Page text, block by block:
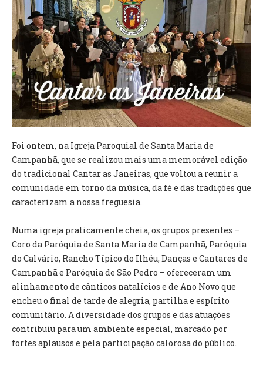
IMPRENSA
BRASÃO
FOTOS
VÍDEOS
AUTARQUIA
CONSTITUIÇÃO
PRESIDENTE
EXECUTIVO E PELOUROS
ASSEMBLEIA DE FREGUESIA
GRAVAÇÕES DAS REUNIÕES PÚBLICAS DO EXECUTIVO
DOCUMENTOS
ATAS E DOCUMENTOS DA ASSEMBLEIA
EDITAIS
REGULAMENTOS E TAXAS
PLANO E ORÇAMENTO
RELATÓRIO E CONTAS
INVENTÁRIO
RECRUTAMENTO PESSOAL
Foi ontem, na Igreja Paroquial de Santa Maria de
Campanhã, que se realizou mais uma memorável edição
do tradicional Cantar as Janeiras, que voltou a reunir a
comunidade em torno da música, da fé e das tradições que
caracterizam a nossa freguesia.
Numa igreja praticamente cheia, os grupos presentes –
Coro da Paróquia de Santa Maria de Campanhã, Paróquia
do Calvário, Rancho Típico do Ilhéu, Danças e Cantares de
Campanhã e Paróquia de São Pedro – ofereceram um
alinhamento de cânticos natalícios e de Ano Novo que
encheu o final de tarde de alegria, partilha e espírito
comunitário. A diversidade dos grupos e das atuações
contribuiu para um ambiente especial, marcado por
fortes aplausos e pela participação calorosa do público.